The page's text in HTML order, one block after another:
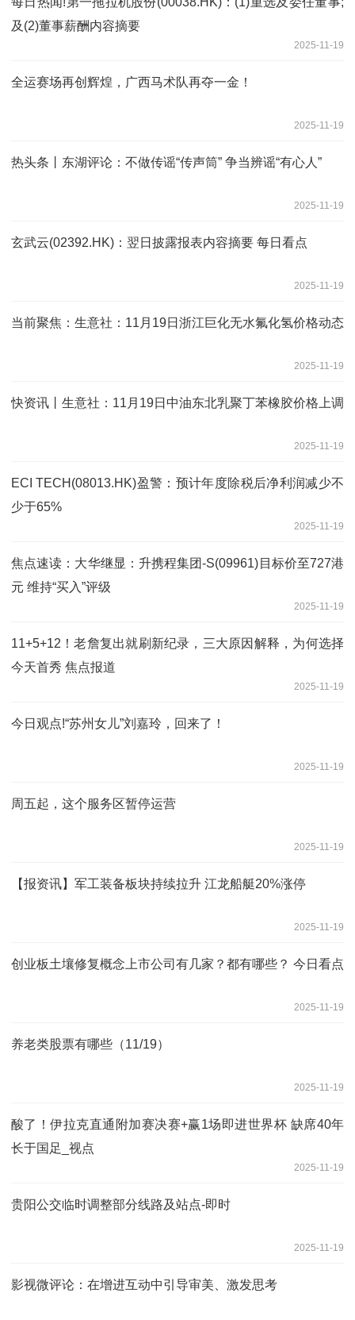
及(2)董事薪酬内容摘要
2025-11-19
全运赛场再创辉煌，广西马术队再夺一金！
2025-11-19
热头条丨东湖评论：不做传谣“传声筒” 争当辨谣“有心人”
2025-11-19
玄武云(02392.HK)：翌日披露报表内容摘要 每日看点
2025-11-19
当前聚焦：生意社：11月19日浙江巨化无水氟化氢价格动态
2025-11-19
快资讯丨生意社：11月19日中油东北乳聚丁苯橡胶价格上调
2025-11-19
ECI TECH(08013.HK)盈警：预计年度除税后净利润减少不
少于65%
2025-11-19
焦点速读：大华继显：升携程集团-S(09961)目标价至727港
元 维持“买入”评级
2025-11-19
11+5+12！老詹复出就刷新纪录，三大原因解释，为何选择
今天首秀 焦点报道
2025-11-19
今日观点!“苏州女儿”刘嘉玲，回来了！
2025-11-19
周五起，这个服务区暂停运营
2025-11-19
【报资讯】军工装备板块持续拉升 江龙船艇20%涨停
2025-11-19
创业板土壤修复概念上市公司有几家？都有哪些？ 今日看点
2025-11-19
养老类股票有哪些（11/19）
2025-11-19
酸了！伊拉克直通附加赛决赛+赢1场即进世界杯 缺席40年
长于国足_视点
2025-11-19
贵阳公交临时调整部分线路及站点-即时
2025-11-19
影视微评论：在增进互动中引导审美、激发思考